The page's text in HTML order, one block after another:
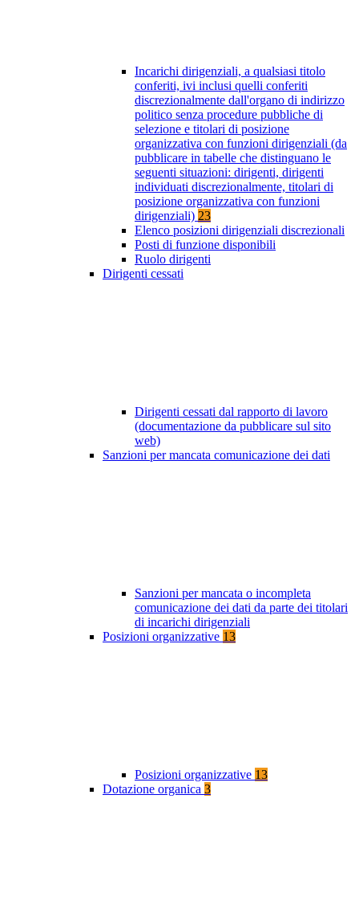
Incarichi dirigenziali, a qualsiasi titolo
conferiti, ivi inclusi quelli conferiti
discrezionalmente dall'organo di indirizzo
politico senza procedure pubbliche di
selezione e titolari di posizione
organizzativa con funzioni dirigenziali (da
pubblicare in tabelle che distinguano le
seguenti situazioni: dirigenti, dirigenti
individuati discrezionalmente, titolari di
posizione organizzativa con funzioni
dirigenziali) 23
Elenco posizioni dirigenziali discrezionali
Posti di funzione disponibili
Ruolo dirigenti
Dirigenti cessati
Dirigenti cessati dal rapporto di lavoro
(documentazione da pubblicare sul sito
web)
Sanzioni per mancata comunicazione dei dati
Sanzioni per mancata o incompleta
comunicazione dei dati da parte dei titolari
di incarichi dirigenziali
Posizioni organizzative 13
Posizioni organizzative 13
Dotazione organica 3